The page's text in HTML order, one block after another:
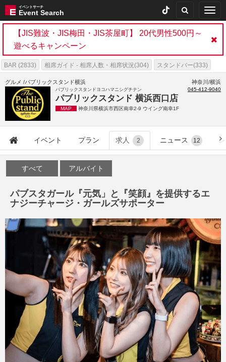
Event Search
イベントサーチ
【JIS難波・JIS梅田・JIS茶屋町】 20代男性500円～
遊べるキャンペーン
BAR (2833) 相席ガイド - 相席人数・相席状況(304) スタンドバー(333)
パブリックスタンドガイド(15)
ナイトレジャー(2976)
グルメ /パブリックスタンド横浜 神奈川/横浜
045-412-9040
パブリックスタンドヨコハマニシグチテン
パブリックスタンド 横浜西口店
MAP 神奈川県横浜市西区南幸2-9 ウイング南幸1F
イベント プラン 求人 2 ニュース 12
すべて アルバイト
パブスタガール『元気」と『笑顔』を提供するエ
ナジーチャージ・ガールズサポーター